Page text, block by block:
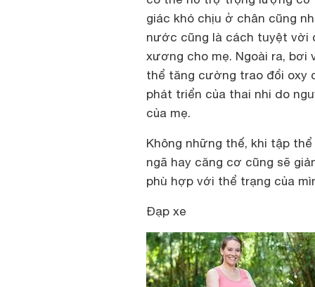
giác khó chịu ở chân cũng
nước cũng là cách tuyệt vời
xương cho mẹ. Ngoài ra,
thể tăng cường trao đổi oxy
phát triển của thai nhi do
của mẹ.
Không những thế, khi tập
ngã hay căng cơ cũng sẽ
phù hợp với thể trạng của
Đạp xe